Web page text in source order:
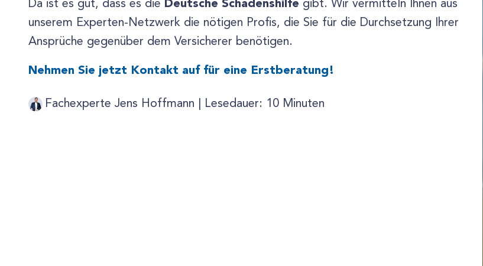
Da ist es gut, dass es die
gibt. Wir vermitteln Ihnen aus
unserem Experten-Netzwerk die nötigen Profis, die Sie für die Durchsetzung Ihrer
Ansprüche gegenüber dem Versicherer benötigen.
Nehmen Sie jetzt Kontakt auf für eine Erstberatung!
Fachexperte Jens Hoffmann | Lesedauer: 10 Minuten